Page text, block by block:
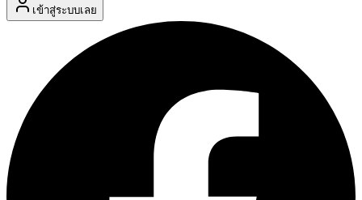
เข้าสู่ระบบเลย